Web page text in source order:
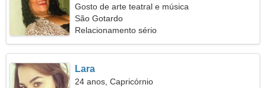
Gosto de arte teatral e música
São Gotardo
Relacionamento sério
Lara
24 anos, Capricórnio